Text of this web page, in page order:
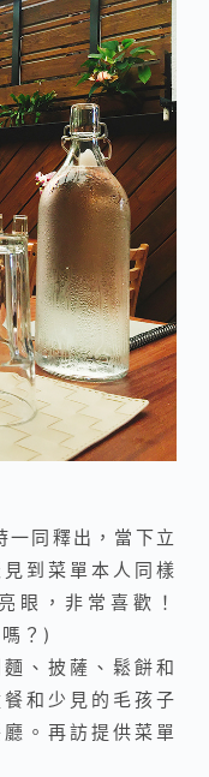
同釋出，當下立
到菜單本人同樣
眼，非常喜歡！
？)
、披薩、鬆餅和
和少見的毛孩子
。再訪提供菜單